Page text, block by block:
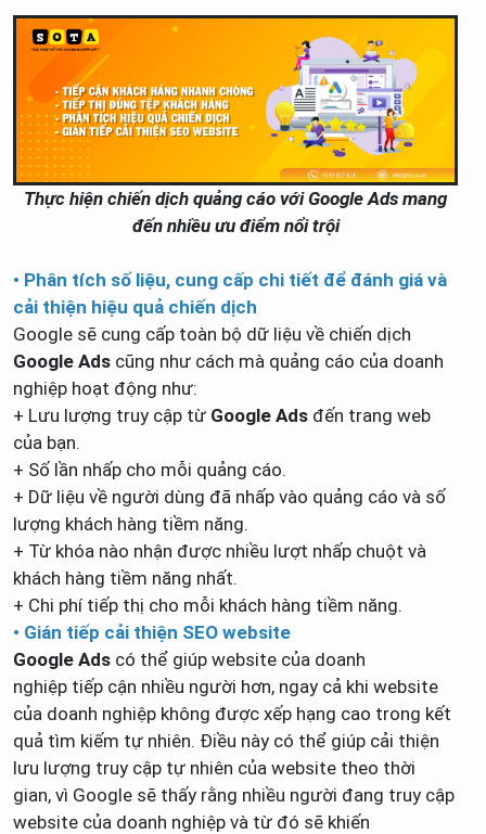
Thực hiện chiến dịch quảng cáo với Google Ads mang
đến nhiều ưu điểm nổi trội
• Phân tích số liệu, cung cấp chi tiết để đánh giá và
cải thiện hiệu quả chiến dịch
Google sẽ cung cấp toàn bộ dữ liệu về chiến dịch
Google Ads cũng như cách mà quảng cáo của doanh
nghiệp hoạt động như:
+ Lưu lượng truy cập từ Google Ads đến trang web
của bạn.
+ Số lần nhấp cho mỗi quảng cáo.
+ Dữ liệu về người dùng đã nhấp vào quảng cáo và số
lượng khách hàng tiềm năng.
+ Từ khóa nào nhận được nhiều lượt nhấp chuột và
khách hàng tiềm năng nhất.
+ Chi phí tiếp thị cho mỗi khách hàng tiềm năng.
• Gián tiếp cải thiện SEO website
Google Ads có thể giúp website của doanh
nghiệp tiếp cận nhiều người hơn, ngay cả khi website
của doanh nghiệp không được xếp hạng cao trong kết
quả tìm kiếm tự nhiên. Điều này có thể giúp cải thiện
lưu lượng truy cập tự nhiên của website theo thời
gian, vì Google sẽ thấy rằng nhiều người đang truy cập
website của doanh nghiệp và từ đó sẽ khiến